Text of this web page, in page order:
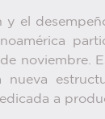
el
noviembre.
a